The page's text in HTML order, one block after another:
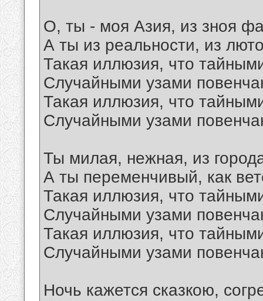
О, ты - моя Азия, из зноя
А ты из реальности, из
Такая иллюзия, что
Случайными узами
Такая иллюзия, что
Случайными узами
Ты милая, нежная, из
А ты переменчивый, как
Такая иллюзия, что
Случайными узами
Такая иллюзия, что
Случайными узами
Ночь кажется сказкою,